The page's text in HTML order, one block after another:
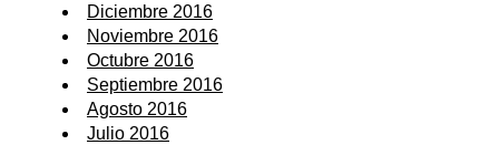
Diciembre 2016
Noviembre 2016
Octubre 2016
Septiembre 2016
Agosto 2016
Julio 2016